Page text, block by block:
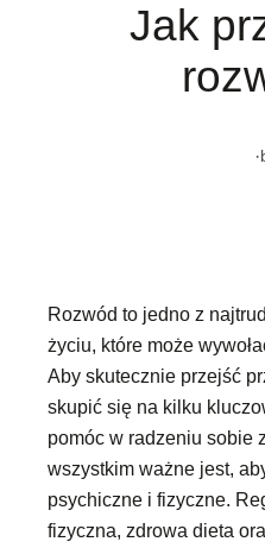
Jak
·
Rozwód to jedno z
życiu, które może
Aby skutecznie przejść
skupić się na kilku
pomóc w radzeniu sobie
wszystkim ważne jest,
psychiczne i fizyczne.
fizyczna, zdrowa dieta